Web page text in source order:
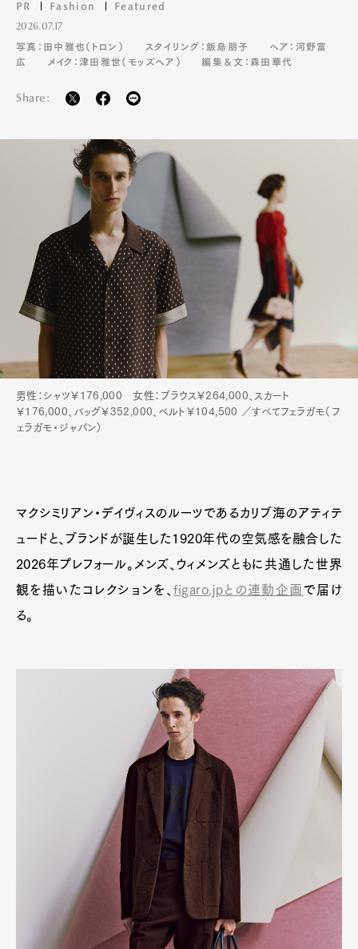
Art&DesignWatchFashion
Gourmet
PR Fashion Featured
2026.07.17
写真：田中雅也（トロン）
スタイリング：飯島朋子
ヘア：河野富
広
メイク：津田雅世（モッズヘア） 編集＆文：森田華代
Share:
男性：シャツ￥176,000 女性：ブラウス￥264,000、スカート
￥176,000、バッグ￥352,000、ベルト￥104,500 ／すべてフェラガモ（フ
ェラガモ・ジャパン）
マクシミリアン・デイヴィスのルーツであるカリブ海のアティテ
ュードと、ブランドが誕生した1920年代の空気感を融合した
2026年プレフォール。メンズ、ウィメンズともに共通した世界
観を描いたコレクションを、figaro.jpとの連動企画 で届け
る。